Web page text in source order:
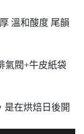
溫和酸度 尾韻
氣閥+牛皮紙袋
是在烘焙日後開